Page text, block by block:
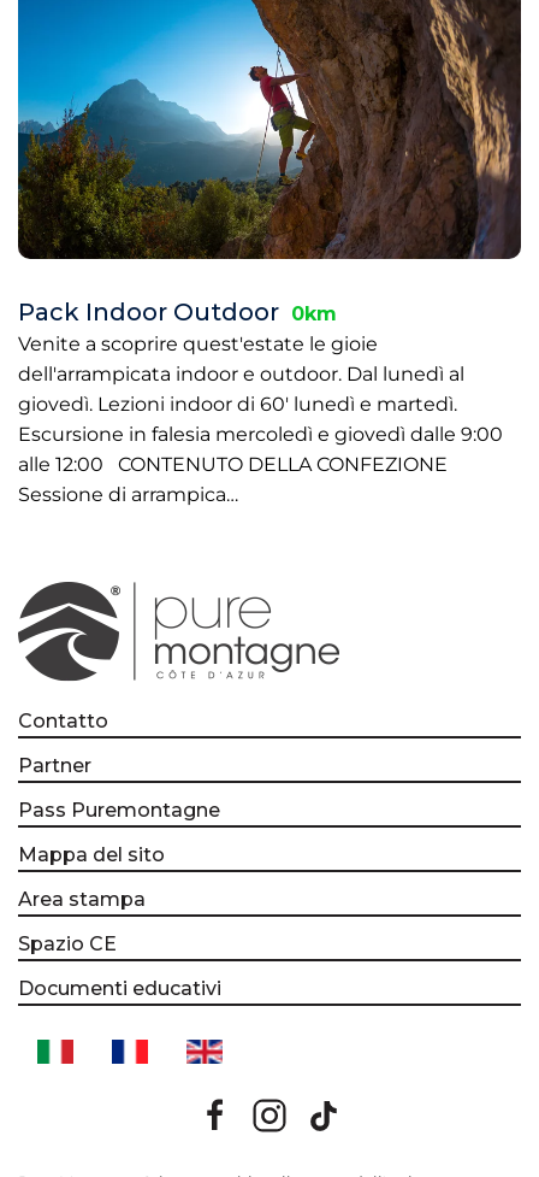
Pack Indoor Outdoor 0km
Venite a scoprire quest'estate le gioie
dell'arrampicata indoor e outdoor. Dal lunedì al
giovedì. Lezioni indoor di 60' lunedì e martedì.
Escursione in falesia mercoledì e giovedì dalle 9:00
alle 12:00 CONTENUTO DELLA CONFEZIONE
Sessione di arrampica…
Contatto
Partner
Pass Puremontagne
Mappa del sito
Area stampa
Spazio CE
Documenti educativi